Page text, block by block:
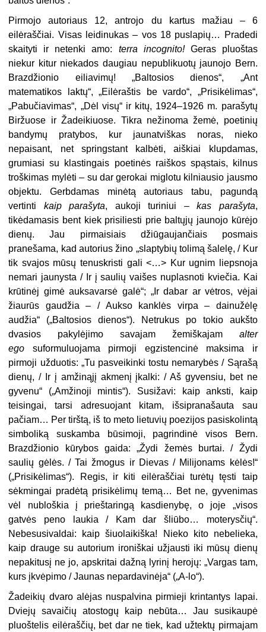
Pirmojo autoriaus 12, antrojo du kartus mažiau – 6
eilėraščiai. Visas leidinukas – vos 18 puslapių… Pradedi
skaityti ir netenki amo: terra incognito!Geras pluoštas
niekur kitur niekados daugiau nepublikuotų jaunojo Bern.
Brazdžionio eiliavimų! „Baltosios dienos“, „Ant
matematikos laktų“, „Eilėraštis be vardo“, „Prisikėlimas“,
„Pabučiavimas“, „Dėl visų“ ir kitų, 1924–1926 m. parašytų
Biržuose ir Žadeikiuose. Tikra nežinoma žemė, poetinių
bandymų pratybos, kur jaunatviškas noras, nieko
nepaisant, net springstant kalbėti, aiškiai klupdamas,
grumiasi su klastingais poetinės raiškos spąstais, kilnus
troškimas mylėti – su dar gerokai miglotu kilniausio jausmo
objektu. Gerbdamas minėtą autoriaus tabu, pagundą
vertinti kaip parašyta, aukoji turiniui –kas parašyta,
tikėdamasis bent kiek prisiliesti prie baltųjų jaunojo kūrėjo
dienų. Jau pirmaisiais džiūgaujančiais posmais
pranešama, kad autorius žino „slaptybių tolimą šalelę, / Kur
tik svajos mūsų tenuskristi gali <…> Kur ugnim liepsnoja
nemari jaunysta / Ir į saulių vaišes nuplasnoti kviečia. Kai
krūtinėj gimė auksavarsė galė“; „Ir dabar ar vėtros, vėjai
žiaurūs gaudžia – / Aukso kanklės virpa – dainužėlę
audžia“ („Baltosios dienos“). Netrukus po tokio aukšto
dvasios pakylėjimo savajam žemiškajam alter
ego suformuluojama pirmoji egzistencinė maksima ir
pirmoji užduotis: „Tu pasveikinki tostu nemarybės / Sąrašą
dienų, / Ir į amžinąjį akmenį įkalki: / Aš gyvensiu, bet ne
gyvenu“ („Amžinoji mintis“). Susižavi: kaip anksti, kaip
teisingai, tarsi adresuojant kitam, išsipranašauta sau
pačiam… Per tirštą, iš to meto lietuvių poezijos pasiskolintą
simboliką suskamba būsimoji, pagrindinė visos Bern.
Brazdžionio kūrybos gaida: „Žydi žemės burtai. / Žydi
saulių gėlės. / Tai žmogus ir Dievas / Milijonams kėlės!“
(„Prisikėlimas“). Regis, ir kiti eilėraščiai turėtų tęsti taip
sėkmingai pradėtą prisikėlimų temą… Bet ne, gyvenimas
vėl nubloškia į prieštaringą kasdienybę, o joje „visos
gatvės peno laukia / Kam dar šliūbo… moterysčių“.
Nebesusivaldai: kaip šiuolaikiška! Nieko kito nebelieka,
kaip drauge su autorium ironiškai užjausti iki mūsų dienų
nepakitusį ne jo, apskritai dažną lyrinį herojų: „Vargas tam,
kurs įkvėpimo / Jaunas nepardavinėja“ („A-lo“).
Žadeikių dvaro alėjas nuspalvina pirmieji krintantys lapai.
Dviejų savaičių atostogų kaip nebūta… Jau susikaupė
pluoštelis eilėraščių, bet dar ne tiek, kad užtektų pirmajam